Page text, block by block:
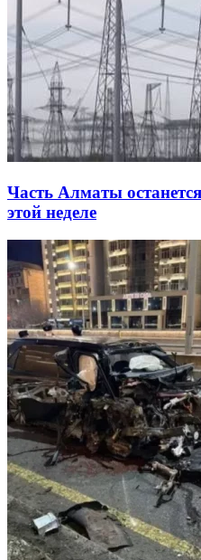
Часть Алматы
этой неделе